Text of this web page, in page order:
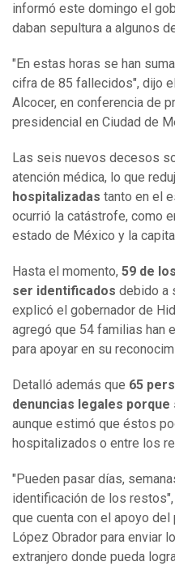
informó este domingo el
daban sepultura a algunos
"En estas horas se han
cifra de 85 fallecidos", dijo
Alcocer, en conferencia de
presidencial en Ciudad de
Las seis nuevos decesos
atención médica, lo que
hospitalizadas tanto en el
ocurrió la catástrofe, como
estado de México y la
Hasta el momento, 59 de
ser identificados debido a
explicó el gobernador de
agregó que 54 familias han
para apoyar en su
Detalló además que 65
denuncias legales
aunque estimó que éstos
hospitalizados o entre los
"Pueden pasar días,
identificación de los
que cuenta con el apoyo
López Obrador para enviar
extranjero donde pueda